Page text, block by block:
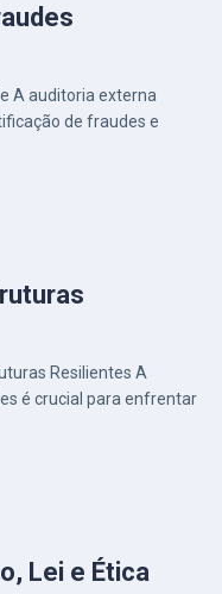
A auditoria externa
de fraudes e
Resilientes A
é crucial para enfrentar
Lei e Ética